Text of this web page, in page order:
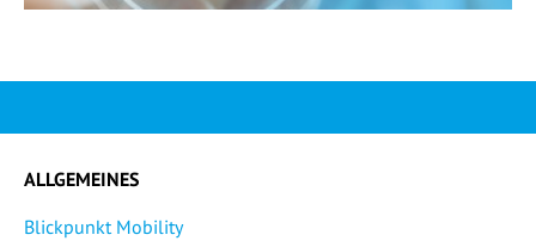
ALLGEMEINES
Blickpunkt Mobility